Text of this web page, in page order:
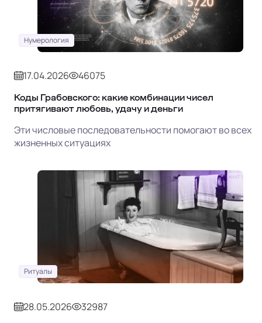
Нумерология
17.04.2026 46075
Коды Грабовского: какие комбинации чисел
притягивают любовь, удачу и деньги
Эти числовые последовательности помогают во всех
жизненных ситуациях
Ритуалы
28.05.2026 32987